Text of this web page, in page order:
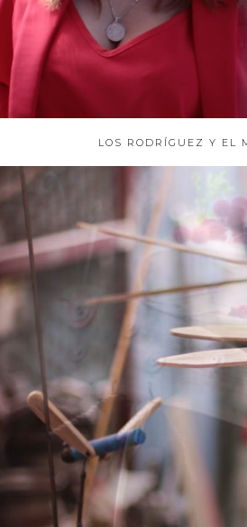
LOS RODRÍGUEZ Y EL